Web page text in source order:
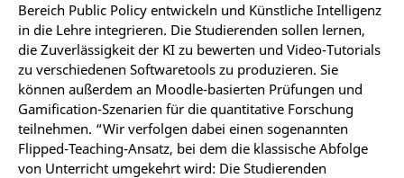
Bereich Public Policy entwickeln und Künstliche Intelligenz
in die Lehre integrieren. Die Studierenden sollen lernen,
die Zuverlässigkeit der KI zu bewerten und Video-Tutorials
zu verschiedenen Softwaretools zu produzieren. Sie
können außerdem an Moodle-basierten Prüfungen und
Gamification-Szenarien für die quantitative Forschung
teilnehmen. “Wir verfolgen dabei einen sogenannten
Flipped-Teaching-Ansatz, bei dem die klassische Abfolge
von Unterricht umgekehrt wird: Die Studierenden